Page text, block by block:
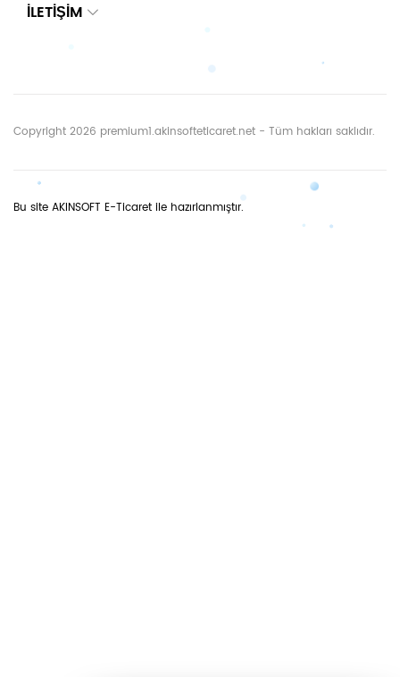
İLETIŞIM
Copyright 2026 premium1.akinsofteticaret.net - Tüm hakları saklıdır.
Bu site AKINSOFT E-Ticaret ile hazırlanmıştır.